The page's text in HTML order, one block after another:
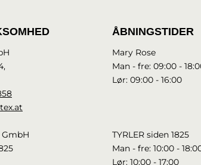
ÅBNINGSTIDER
Mary Rose
Man - fre: 09:00 -
Lør: 09:00 - 16:00
TYRLER siden 1825
Man - fre: 10:00 -
Lør: 10:00 - 17:00